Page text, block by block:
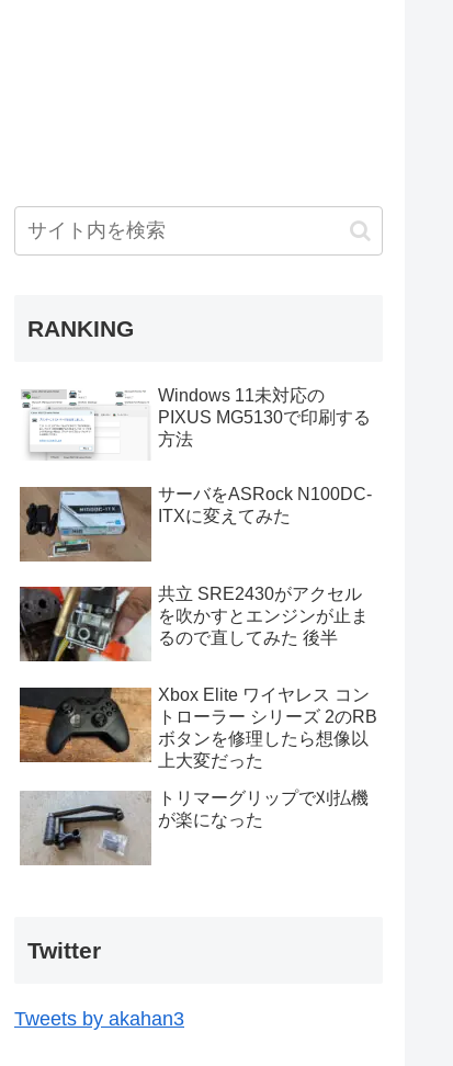
RANKING
Windows 11未対応の
PIXUS MG5130で印刷する
方法
サーバをASRock N100DC-
ITXに変えてみた
共立 SRE2430がアクセル
を吹かすとエンジンが止ま
るので直してみた 後半
Xbox Elite ワイヤレス コン
トローラー シリーズ 2のRB
ボタンを修理したら想像以
上大変だった
トリマーグリップで刈払機
が楽になった
Twitter
Tweets by akahan3